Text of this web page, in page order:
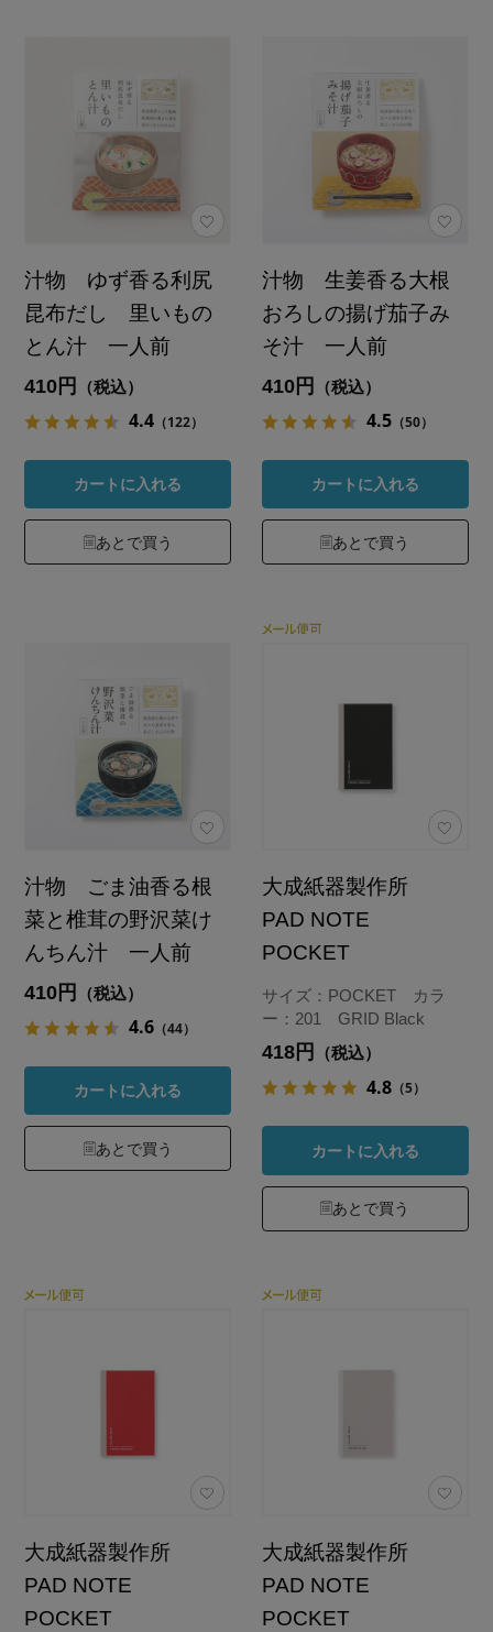
汁物 ゆず香る利尻
昆布だし 里いもの
とん汁 一人前
410円 （税込）
4.4 （122）
カートに入れる
あとで買う
汁物 生姜香る大根
おろしの揚げ茄子み
そ汁 一人前
410円 （税込）
4.5 （50）
カートに入れる
あとで買う
汁物 ごま油香る根
菜と椎茸の野沢菜け
んちん汁 一人前
410円 （税込）
4.6 （44）
カートに入れる
あとで買う
大成紙器製作所
PAD NOTE
POCKET
サイズ：POCKET カラ
ー：201 GRID Black
418円 （税込）
4.8 （5）
カートに入れる
あとで買う
大成紙器製作所
PAD NOTE
POCKET
大成紙器製作所
PAD NOTE
POCKET